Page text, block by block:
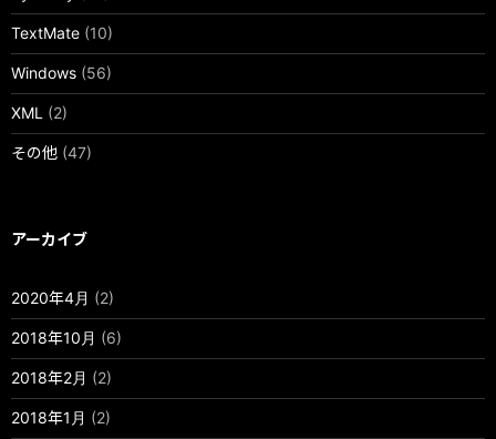
TextMate (10)
Windows (56)
XML (2)
その他 (47)
アーカイブ
2020年4月 (2)
2018年10月 (6)
2018年2月 (2)
2018年1月 (2)